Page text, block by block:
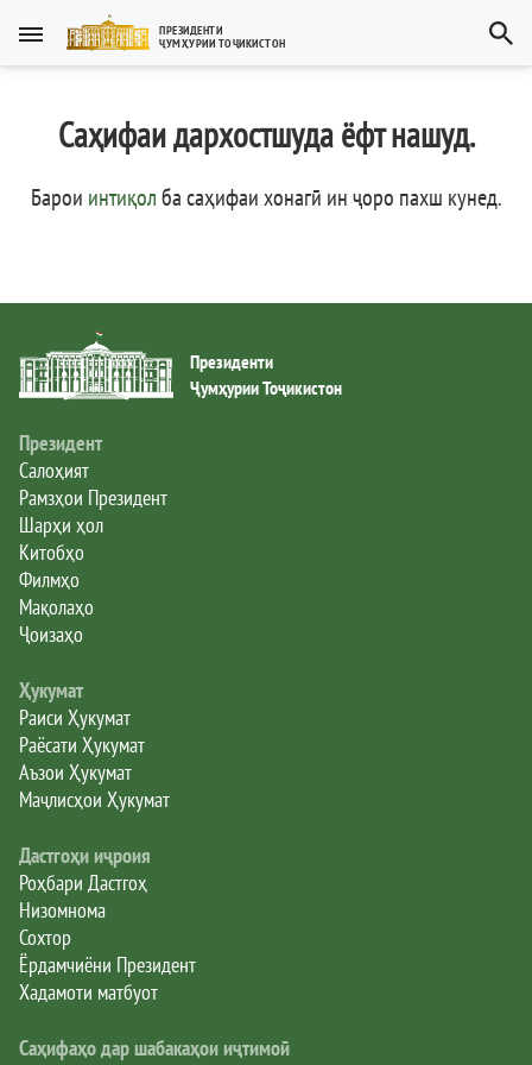
ПРЕЗИДЕНТИ
ҶУМҲУРИИ ТОҶИКИСТОН
Тоҷикӣ
Тоҷикӣ
English
العربية
Тоҷикистон
Рамзҳои давлатӣ
Президент
Ҳукумат
Дастгоҳи иҷроия
Нома ба Президент
Саҳифаи дархостшуда ёфт нашуд.
Барои интиқолба саҳифаи хонагӣ ин ҷоро пахш кунед.
Президенти
Ҷумҳурии Тоҷикистон
Президент
Салоҳият
Рамзҳои Президент
Шарҳи ҳол
Китобҳо
Филмҳо
Мақолаҳо
Ҷоизаҳо
Ҳукумат
Раиси Ҳукумат
Раёсати Ҳукумат
Аъзои Ҳукумат
Маҷлисҳои Ҳукумат
Дастгоҳи иҷроия
Роҳбари Дастгоҳ
Низомнома
Сохтор
Ёрдамчиёни Президент
Хадамоти матбуот
Саҳифаҳо дар шабакаҳои иҷтимоӣ